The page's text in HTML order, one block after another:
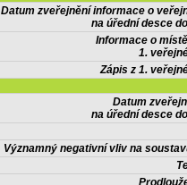
Datum zveřejnění informace o
na úřední desce
Informace o
1.
Zápis z 1.
Datum
na úřední desce
Významný negativní vliv na